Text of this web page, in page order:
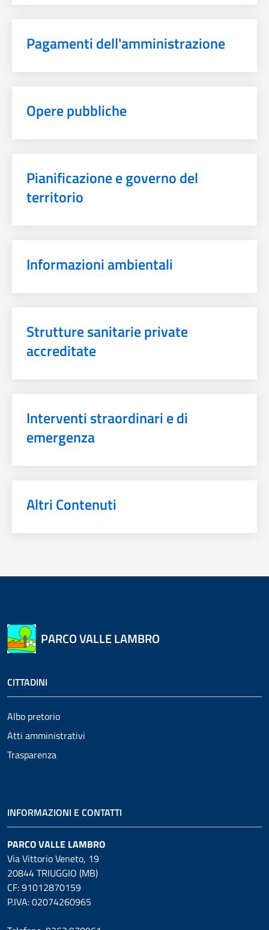
Pagamenti dell'amministrazione
Opere pubbliche
Pianificazione e governo del
territorio
Informazioni ambientali
Strutture sanitarie private
accreditate
Interventi straordinari e di
emergenza
Altri Contenuti
PARCO VALLE LAMBRO
CITTADINI
Albo pretorio
Atti amministrativi
Trasparenza
INFORMAZIONI E CONTATTI
PARCO VALLE LAMBRO
Via Vittorio Veneto, 19
20844 TRIUGGIO (MB)
CF: 91012870159
P.IVA: 02074260965